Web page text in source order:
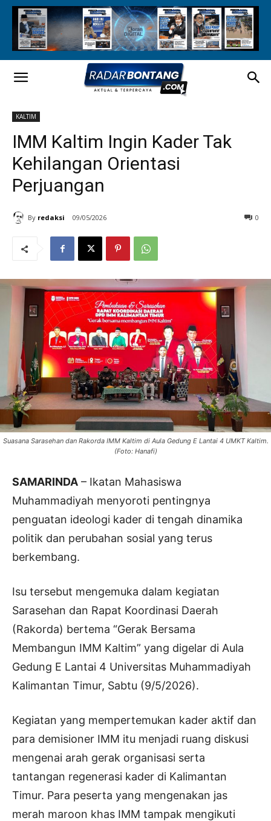
KALTIM
IMM Kaltim Ingin Kader Tak
Kehilangan Orientasi
Perjuangan
By redaksi 09/05/2026 0
Suasana Sarasehan dan Rakorda IMM Kaltim di Aula Gedung E Lantai 4 UMKT Kaltim.
(Foto: Hanafi)
SAMARINDA – Ikatan Mahasiswa
Muhammadiyah menyoroti pentingnya
penguatan ideologi kader di tengah dinamika
politik dan perubahan sosial yang terus
berkembang.
Isu tersebut mengemuka dalam kegiatan
Sarasehan dan Rapat Koordinasi Daerah
(Rakorda) bertema “Gerak Bersama
Membangun IMM Kaltim” yang digelar di Aula
Gedung E Lantai 4 Universitas Muhammadiyah
Kalimantan Timur, Sabtu (9/5/2026).
Kegiatan yang mempertemukan kader aktif dan
para demisioner IMM itu menjadi ruang diskusi
mengenai arah gerak organisasi serta
tantangan regenerasi kader di Kalimantan
Timur. Para peserta yang mengenakan jas
merah maroon khas IMM tampak mengikuti